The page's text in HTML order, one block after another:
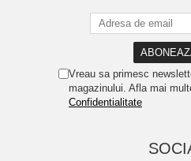
Vreau sa primesc
magazinului. Afla mai
Confidentialitate